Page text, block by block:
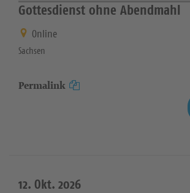
Gottesdienst ohne Abendmahl
Online
Sachsen
Permalink
12. Okt. 2026